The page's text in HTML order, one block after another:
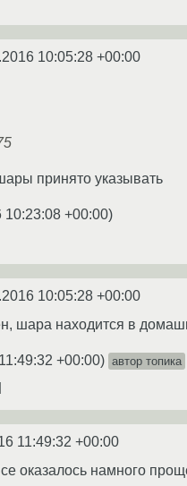
10:05:28 +00:00
принято указывать
10:23:08 +00:00)
10:05:28 +00:00
шара находится в
+00:00) автор топика
11:49:32 +00:00
оказалось намного